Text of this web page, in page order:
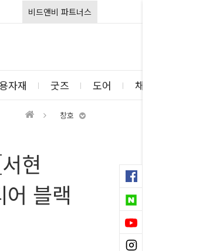
비드앤비 파트너스
자재 굿즈 도어 채광판
창호
현
블랙